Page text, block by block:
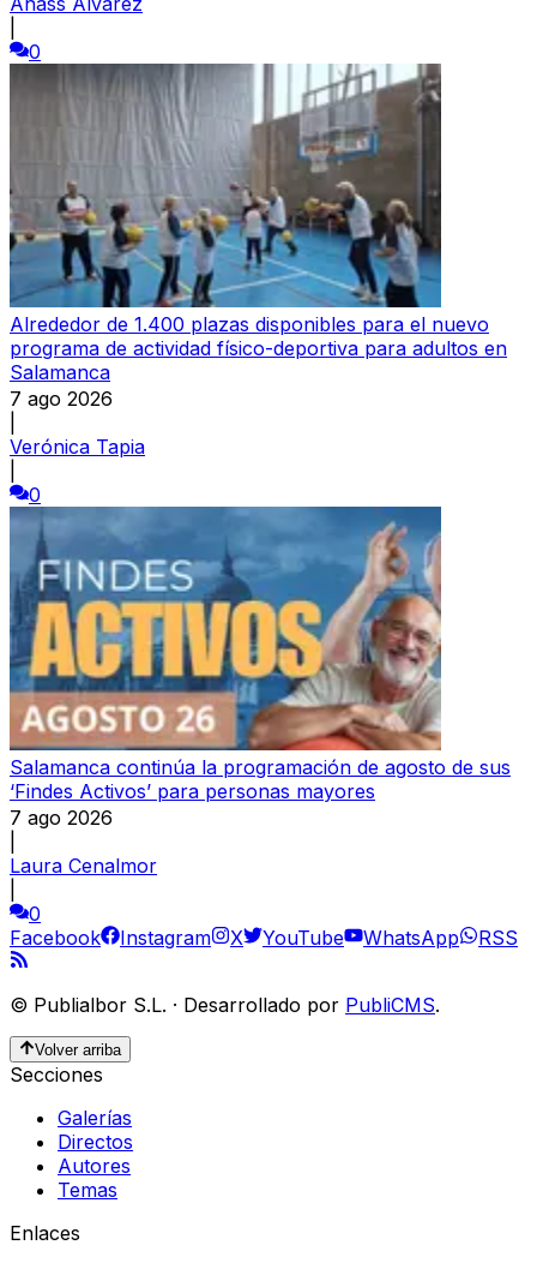
0
Alrededor de 1.400 plazas disponibles para el nuevo
programa de actividad físico-deportiva para adultos en
Salamanca
7 ago 2026
Verónica Tapia
0
Salamanca continúa la programación de agosto de sus
‘Findes Activos’ para personas mayores
7 ago 2026
Laura Cenalmor
0
Facebook
Instagram X YouTube WhatsApp RSS
© Publialbor S.L. · Desarrollado por PubliCMS.
Volver arriba
Secciones
Galerías
Directos
Autores
Temas
Enlaces